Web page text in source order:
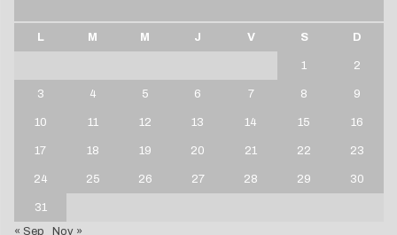
L M M J V S D
1 2
3 4 5 6 7 8 9
10 11 12 13 14 15 16
17 18 19 20 21 22 23
24 25 26 27 28 29 30
31
« Sep
Nov »